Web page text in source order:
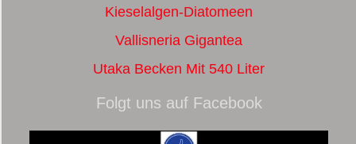
Kieselalgen-Diatomeen
Vallisneria Gigantea
Utaka Becken Mit 540 Liter
Folgt uns auf Facebook